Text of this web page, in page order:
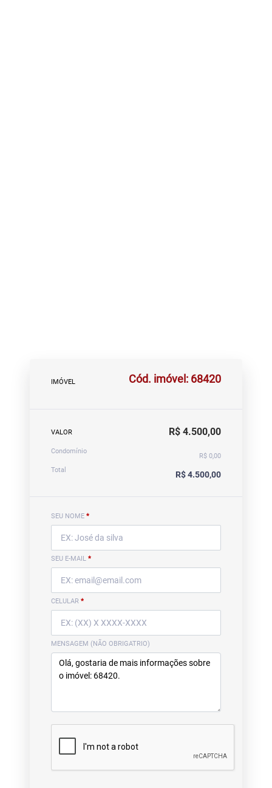
IMÓVEL Cód. imóvel: 68420
VALOR R$ 4.500,00
Condomínio
R$ 0,00
Total
R$ 4.500,00
SEU NOME *
SEU E-MAIL *
CELULAR *
MENSAGEM (NÃO OBRIGATRIO)